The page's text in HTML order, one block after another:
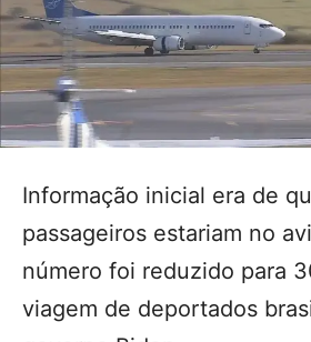
Informação inicial era de
passageiros estariam no
número foi reduzido para
viagem de deportados